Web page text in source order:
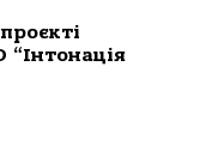
“Інтонація